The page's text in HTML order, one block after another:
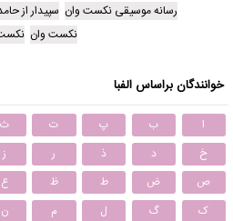
رسانه موسیقی نکست وان سپیدار از
نکست وان
خوانندگان براساس الفبا
ا ب پ ت ث
خ
د ذ ر ز
ص
ض ط ظ ع
ک
گ ل م ن